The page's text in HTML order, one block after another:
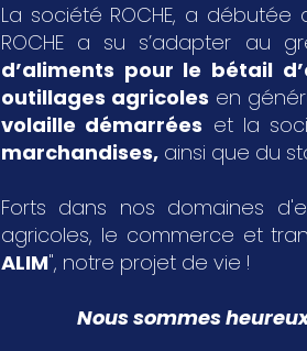
La société ROCHE, a
ROCHE a su s’adapter au
d’aliments pour le bétail
outillages agricoles en
volaille démarrées et la
marchandises, ainsi que du
Forts dans nos domaines
agricoles, le commerce et
ALIM", notre projet de vie !
Nous sommes